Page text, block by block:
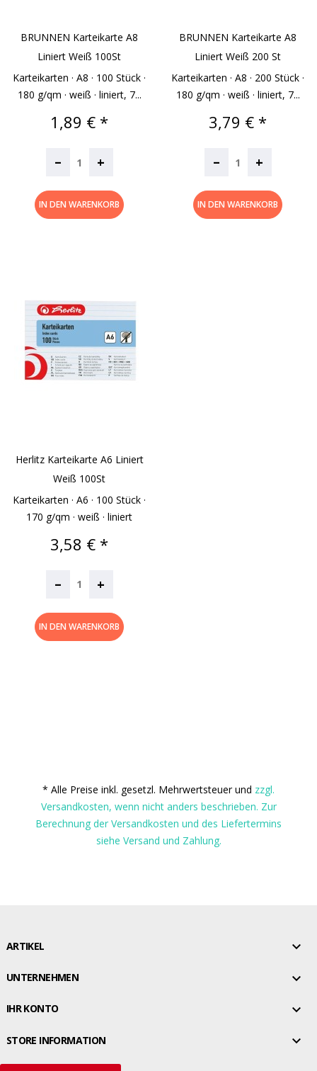
BRUNNEN Karteikarte A8
Liniert Weiß 100St
Karteikarten · A8 · 100 Stück ·
180 g/qm · weiß · liniert, 7...
Preis
1,89 € *
– +
IN DEN WARENKORB
BRUNNEN Karteikarte A8
Liniert Weiß 200 St
Karteikarten · A8 · 200 Stück ·
180 g/qm · weiß · liniert, 7...
Preis
3,79 € *
– +
IN DEN WARENKORB
Herlitz Karteikarte A6 Liniert
Weiß 100St
Karteikarten · A6 · 100 Stück ·
170 g/qm · weiß · liniert
Preis
3,58 € *
– +
IN DEN WARENKORB
* Alle Preise inkl. gesetzl. Mehrwertsteuer und zzgl.
Versandkosten, wenn nicht anders beschrieben. Zur
Berechnung der Versandkosten und des Liefertermins
siehe Versand und Zahlung.
ARTIKEL 
UNTERNEHMEN 
IHR KONTO 
STORE INFORMATION 